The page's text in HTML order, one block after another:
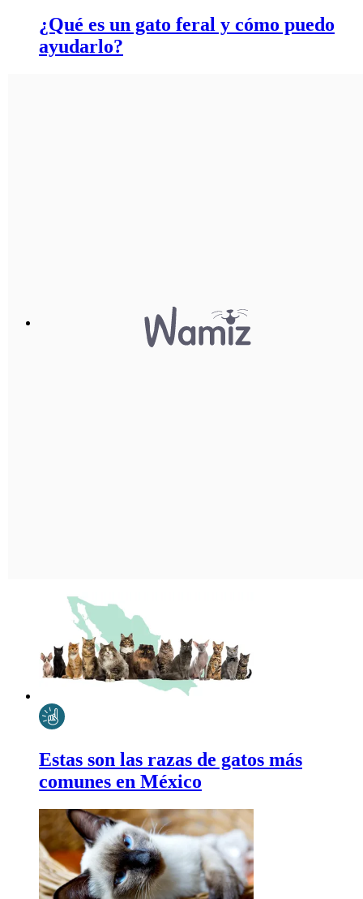
¿Qué es un gato feral y cómo puedo
ayudarlo?
Estas son las razas de gatos más
comunes en México